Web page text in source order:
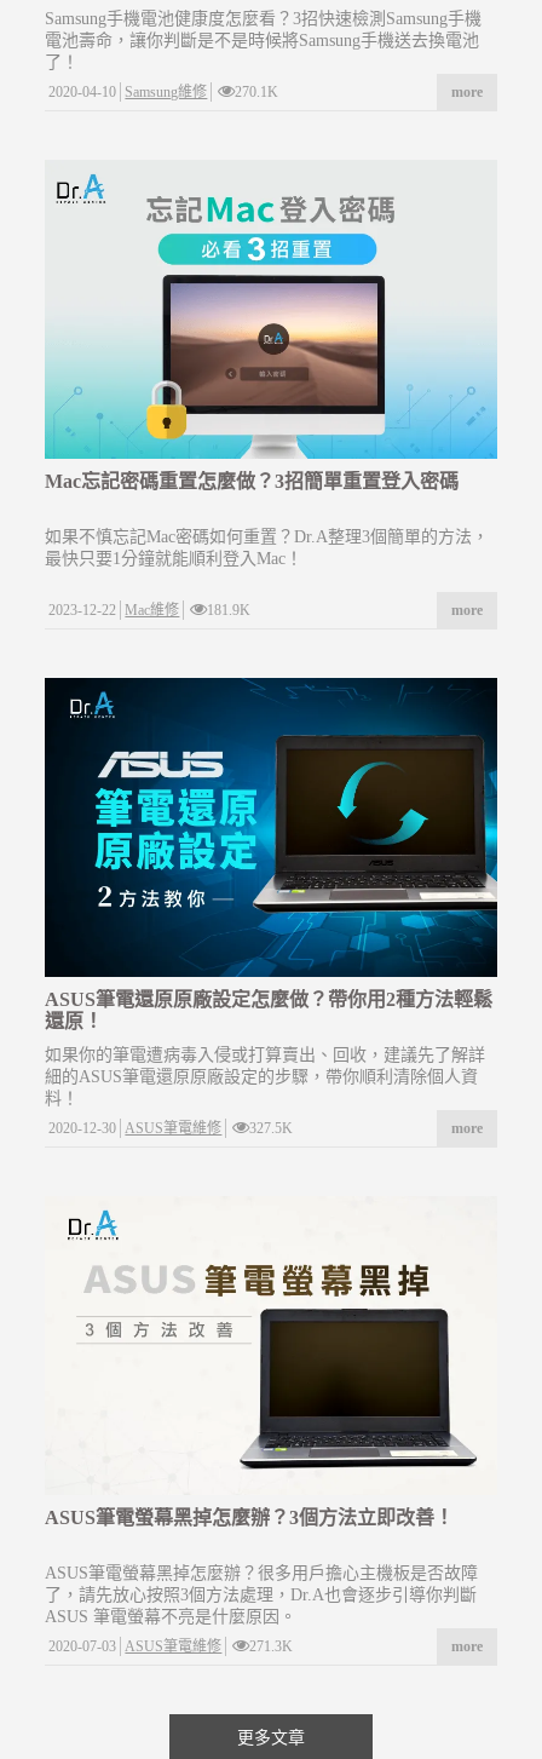
Samsung手機電池健康度怎麼看？3招快速檢測Samsung手機
電池壽命，讓你判斷是不是時候將Samsung手機送去換電池
了！
2020-04-10 Samsung維修 270.1K more
Mac忘記密碼重置怎麼做？3招簡單重置登入密碼
如果不慎忘記Mac密碼如何重置？Dr.A整理3個簡單的方法，
最快只要1分鐘就能順利登入Mac！
2023-12-22 Mac維修 181.9K more
ASUS筆電還原原廠設定怎麼做？帶你用2種方法輕鬆
還原！
如果你的筆電遭病毒入侵或打算賣出、回收，建議先了解詳
細的ASUS筆電還原原廠設定的步驟，帶你順利清除個人資
料！
2020-12-30 ASUS筆電維修 327.5K more
ASUS筆電螢幕黑掉怎麼辦？3個方法立即改善！
ASUS筆電螢幕黑掉怎麼辦？很多用戶擔心主機板是否故障
了，請先放心按照3個方法處理，Dr.A也會逐步引導你判斷
ASUS 筆電螢幕不亮是什麼原因。
2020-07-03 ASUS筆電維修 271.3K more
更多文章